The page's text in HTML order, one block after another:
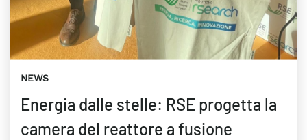
NEWS
Energia dalle stelle: RSE progetta la
camera del reattore a fusione